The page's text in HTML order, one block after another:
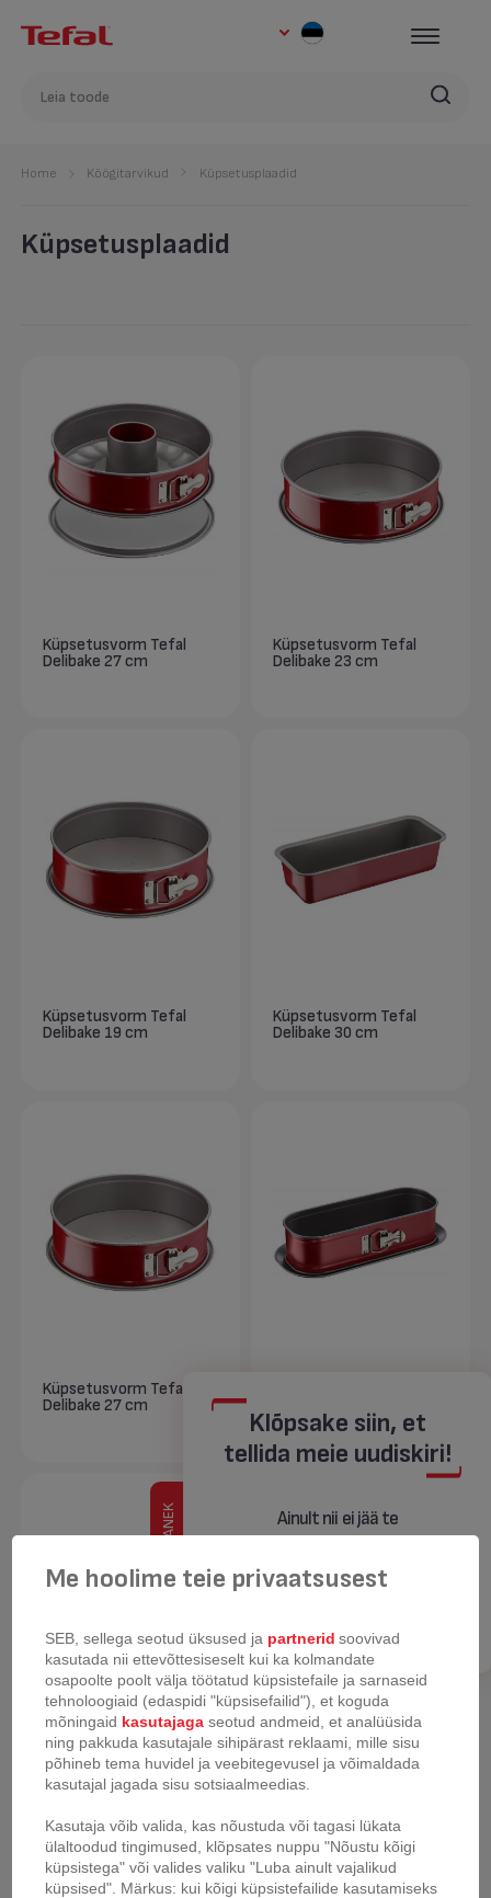
Home Köögitarvikud Küpsetusplaadid
Küpsetusplaadid
Küpsetusvorm Tefal
Delibake 27 cm
Küpsetusvorm Tefal
Delibake 23 cm
Küpsetusvorm Tefal
Delibake 19 cm
Küpsetusvorm Tefal
Delibake 30 cm
Küpsetusvorm Tefal
Delibake 27 cm
Küpsetusvorm Tefal
Delibake 36x24 cm
Küpsetusvorm Tefal
Delibake 28 cm
Klõpsake siin, et
tellida meie uudiskiri!
Ainult nii ei jää te
KOKKUPANEK
Me hoolime teie privaatsusest
SEB, sellega seotud üksused ja partnerid soovivad
kasutada nii ettevõttesiseselt kui ka kolmandate
osapoolte poolt välja töötatud küpsistefaile ja sarnaseid
tehnoloogiaid (edaspidi "küpsisefailid"), et koguda
mõningaid kasutajaga seotud andmeid, et analüüsida
ning pakkuda kasutajale sihipärast reklaami, mille sisu
põhineb tema huvidel ja veebitegevusel ja võimaldada
kasutajal jagada sisu sotsiaalmeedias.
Kasutaja võib valida, kas nõustuda või tagasi lükata
ülaltoodud tingimused, klõpsates nuppu "Nõustu kõigi
küpsistega" või valides valiku "Luba ainult vajalikud
küpsised". Märkus: kui kõigi küpsistefailide kasutamiseks